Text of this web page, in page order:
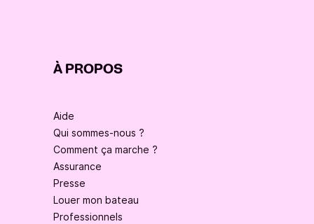
À PROPOS
Aide
Qui sommes-nous ?
Comment ça marche ?
Assurance
Presse
Louer mon bateau
Professionnels